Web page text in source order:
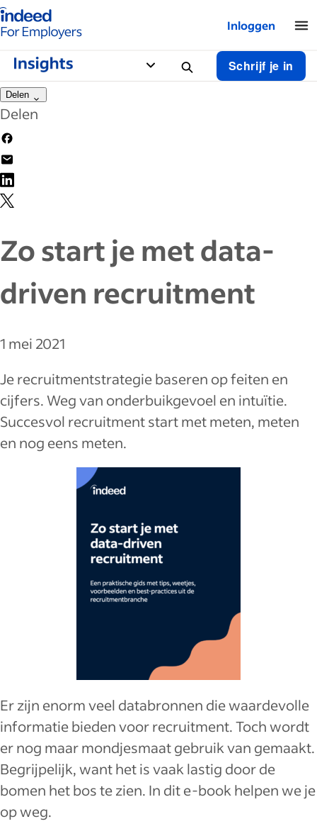
van Indeed - Voor werkgevers
Inloggen
Schrijf je in
Delen
Delen
Zo start je met data-
driven recruitment
1 mei 2021
Je recruitmentstrategie baseren op feiten en
cijfers. Weg van onderbuikgevoel en intuïtie.
Succesvol recruitment start met meten, meten
en nog eens meten.
Er zijn enorm veel databronnen die waardevolle
informatie bieden voor recruitment. Toch wordt
er nog maar mondjesmaat gebruik van gemaakt.
Begrijpelijk, want het is vaak lastig door de
bomen het bos te zien. In dit e-book helpen we je
op weg.